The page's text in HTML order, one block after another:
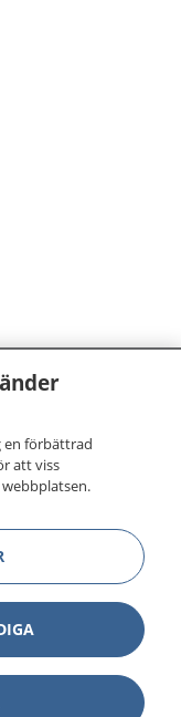
och vård
om
kan kontakta.
dina
för
en förbättrad
att viss